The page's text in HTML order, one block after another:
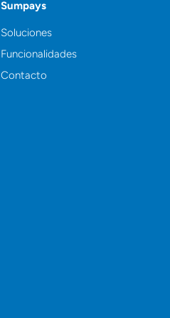
Sumpays
Soluciones
Funcionalidades
Contacto